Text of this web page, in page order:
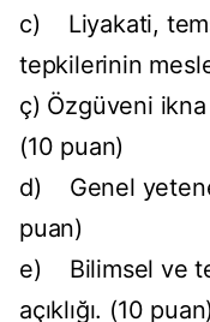
c) Liyakati,
tepkilerinin
ç) Özgüveni ikna
(10 puan)
d) Genel
puan)
e) Bilimsel ve
açıklığı. (10 puan)